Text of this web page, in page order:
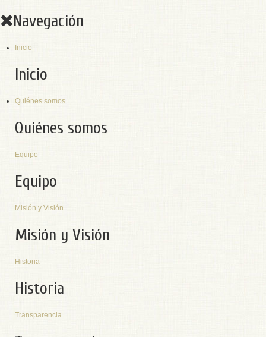
Navegación
Inicio
Inicio
Quiénes somos
Quiénes somos
Equipo
Equipo
Misión y Visión
Misión y Visión
Historia
Historia
Transparencia